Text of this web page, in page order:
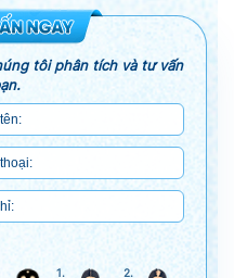
tôi phân tích và tư vấn
1. 2.